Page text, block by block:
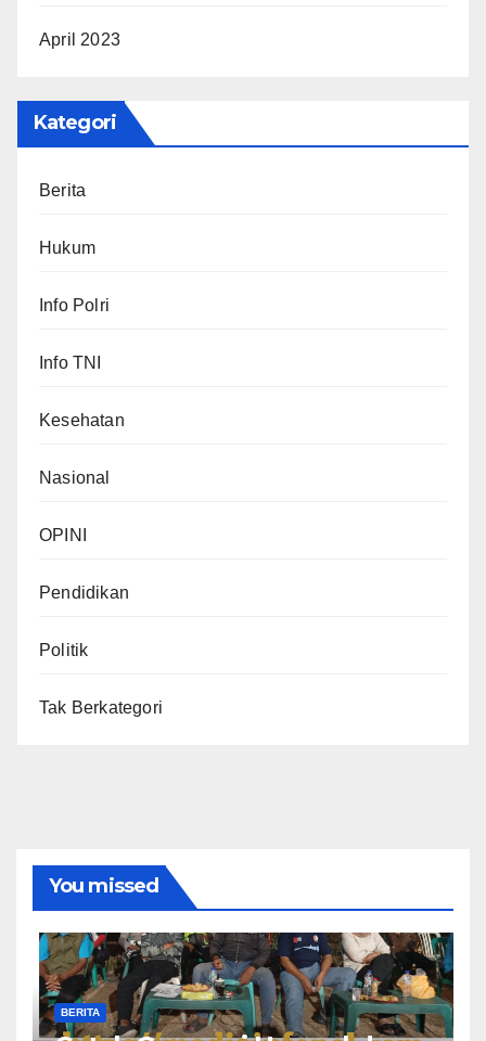
April 2023
Kategori
Berita
Hukum
Info Polri
Info TNI
Kesehatan
Nasional
OPINI
Pendidikan
Politik
Tak Berkategori
You missed
BERITA